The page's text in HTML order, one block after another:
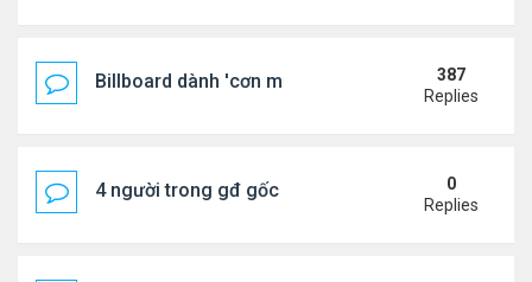
Billboard dành 'cơn mưa' lời khen BTS
387
Replies
4 người trong gđ gốc Việt thiệt mạng vì tai nạn xe
0
Replies